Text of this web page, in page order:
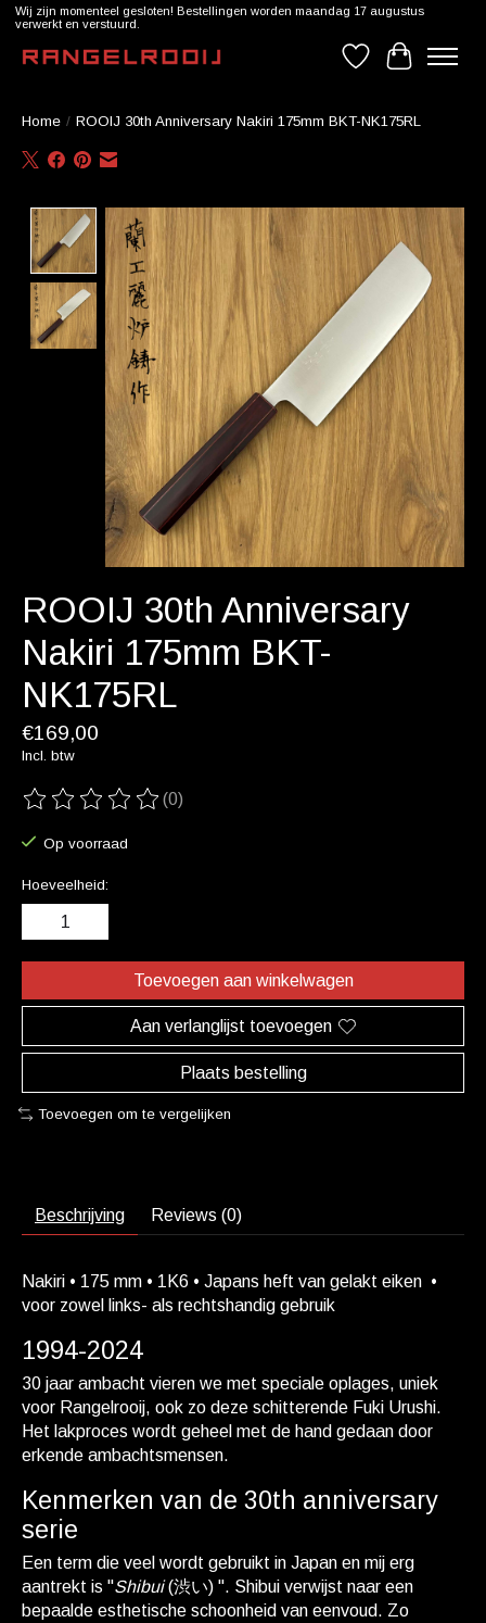
Wij zijn momenteel gesloten! Bestellingen worden maandag 17 augustus
verwerkt en verstuurd.
Verlanglijst
Home / ROOIJ 30th Anniversary Nakiri 175mm BKT-NK175RL
Product image slideshow Items
ROOIJ 30th Anniversary
Nakiri 175mm BKT-
NK175RL
€169,00
Incl. btw
De beoordeling van dit product is
(0)
Op voorraad
Hoeveelheid:
Toevoegen aan winkelwagen
Aan verlanglijst toevoegen
Plaats bestelling
Toevoegen om te vergelijken
Beschrijving Reviews (0)
Nakiri • 175 mm • 1K6 • Japans heft van gelakt eiken •
voor zowel links- als rechtshandig gebruik
1994-2024
30 jaar ambacht vieren we met speciale oplages, uniek
voor Rangelrooij, ook zo deze schitterende Fuki Urushi.
Het lakproces wordt geheel met de hand gedaan door
erkende ambachtsmensen.
Kenmerken van de 30th anniversary
serie
Een term die veel wordt gebruikt in Japan en mij erg
aantrekt is "Shibui(渋い) ". Shibui verwijst naar een
bepaalde esthetische schoonheid van eenvoud. Zo